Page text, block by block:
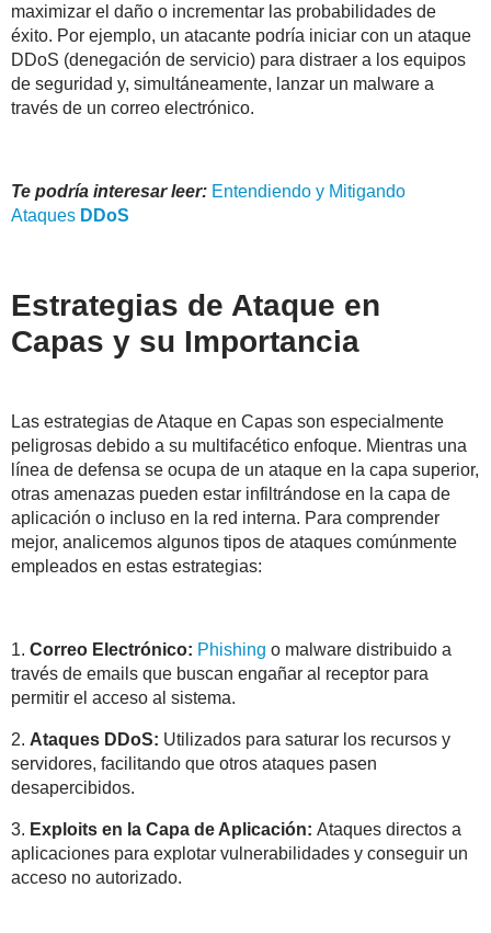
maximizar el daño o incrementar las probabilidades de
éxito. Por ejemplo, un atacante podría iniciar con un ataque
DDoS (denegación de servicio) para distraer a los equipos
de seguridad y, simultáneamente, lanzar un malware a
través de un correo electrónico.
Te podría interesar leer: Entendiendo y Mitigando
Ataques DDoS
Estrategias de Ataque en
Capas y su Importancia
Las estrategias de Ataque en Capas son especialmente
peligrosas debido a su multifacético enfoque. Mientras una
línea de defensa se ocupa de un ataque en la capa superior,
otras amenazas pueden estar infiltrándose en la capa de
aplicación o incluso en la red interna. Para comprender
mejor, analicemos algunos tipos de ataques comúnmente
empleados en estas estrategias:
1. Correo Electrónico: Phishing o malware distribuido a
través de emails que buscan engañar al receptor para
permitir el acceso al sistema.
2. Ataques DDoS: Utilizados para saturar los recursos y
servidores, facilitando que otros ataques pasen
desapercibidos.
3. Exploits en la Capa de Aplicación: Ataques directos a
aplicaciones para explotar vulnerabilidades y conseguir un
acceso no autorizado.